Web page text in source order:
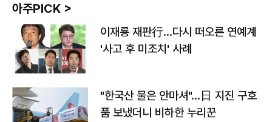
아주PICK >
이재룡 재판行…다시 떠오른 연예계
'사고 후 미조치' 사례
"한국산 물은 안마셔"…日 지진 구호
품 보냈더니 비하한 누리꾼